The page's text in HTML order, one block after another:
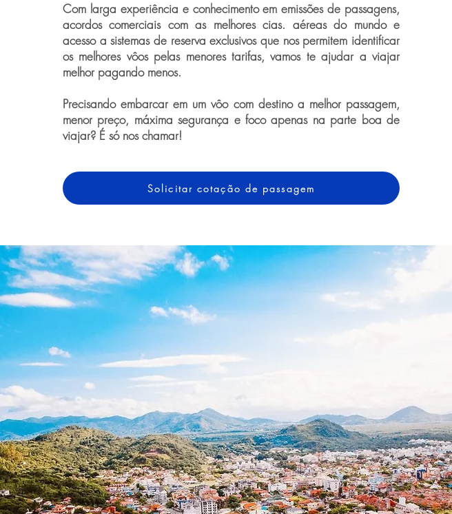
Com larga experiência e conhecimento em emissões de passagens,
acordos comerciais com as melhores cias. aéreas do mundo e
acesso a sistemas de reserva exclusivos que nos permitem identificar
os melhores vôos pelas menores tarifas, vamos te ajudar a viajar
melhor pagando menos.
Precisando embarcar em um vôo com destino a melhor passagem,
menor preço, máxima segurança e foco apenas na parte boa de
viajar? É só nos chamar!
Solicitar cotação de passagem